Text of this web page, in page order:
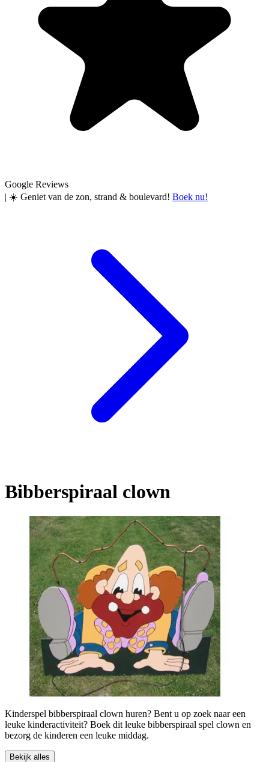
Google Reviews
| ☀️ Geniet van de zon, strand & boulevard! Boek nu!
Bibberspiraal clown
Kinderspel bibberspiraal clown huren? Bent u op zoek naar een
leuke kinderactiviteit? Boek dit leuke bibberspiraal spel clown en
bezorg de kinderen een leuke middag.
Bekijk alles